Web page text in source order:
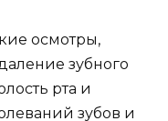
осмотры,
зубного
рта и
зубов и